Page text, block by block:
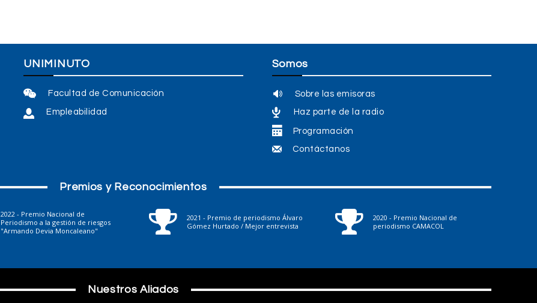
UNIMINUTO
Facultad de Comunicación
Empleabilidad
Somos
Sobre las emisoras
Haz parte de la radio
Programación
Contáctanos
Premios y Reconocimientos
2022 - Premio Nacional de
Periodismo a la gestión de riesgos
"Armando Devia Moncaleano"
2021 - Premio de periodismo Álvaro
Gómez Hurtado / Mejor entrevista
2020 - Premio Nacional de
periodismo CAMACOL
Nuestros Aliados